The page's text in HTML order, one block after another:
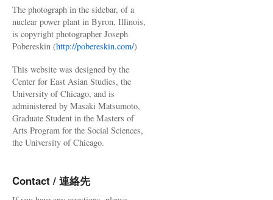
The photograph in the sidebar, of a
nuclear power plant in Byron, Illinois,
is copyright photographer Joseph
Pobereskin (http://pobereskin.com/)
This website was designed by the
Center for East Asian Studies, the
University of Chicago, and is
administered by Masaki Matsumoto,
Graduate Student in the Masters of
Arts Program for the Social Sciences,
the University of Chicago.
Contact / 連絡先